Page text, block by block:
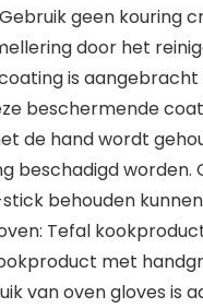
geen kouring
door het
is
beschermende
de hand wordt
beschadigd
behouden
Tefal
met
van oven gloves is